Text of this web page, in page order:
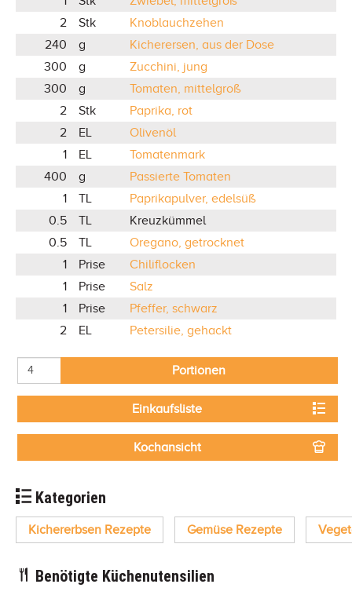
2
Stk
Knoblauchzehen
240
g
Kicherersen, aus der Dose
300
g
Zucchini, jung
300
g
Tomaten, mittelgroß
2
Stk
Paprika, rot
2
EL
Olivenöl
1
EL
Tomatenmark
400
g
Passierte Tomaten
1
TL
Paprikapulver, edelsüß
0.5
TL
Kreuzkümmel
0.5
TL
Oregano, getrocknet
1
Prise
Chiliflocken
1
Prise
Salz
1
Prise
Pfeffer, schwarz
2
EL Petersilie, gehackt
Portionen
Einkaufsliste
Kochansicht
Kategorien
Kichererbsen Rezepte Gemüse Rezepte
Benötigte Küchenutensilien